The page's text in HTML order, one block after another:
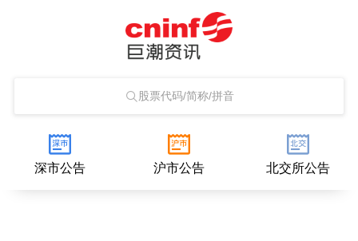
股票代码/简称/拼音
深市公告 沪市公告 北交所公告